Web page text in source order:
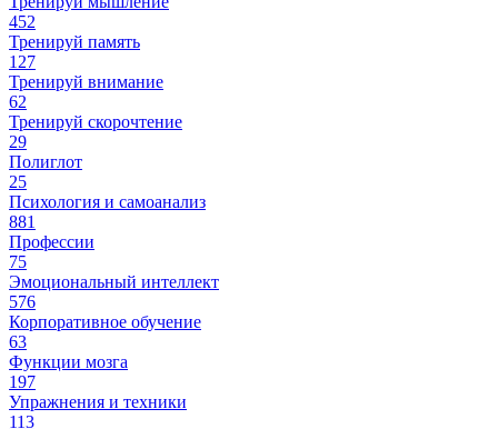
452
Тренируй память
127
Тренируй внимание
62
Тренируй скорочтение
29
Полиглот
25
Психология и самоанализ
881
Профессии
75
Эмоциональный интеллект
576
Корпоративное обучение
63
Функции мозга
197
Упражнения и техники
113